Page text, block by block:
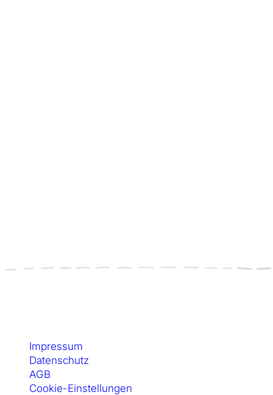
Impressum
Datenschutz
AGB
Cookie-Einstellungen